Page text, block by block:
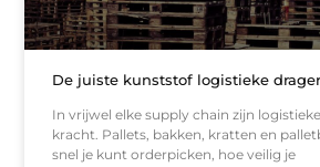
De juiste kunststof logistieke
In vrijwel elke supply chain zijn
kracht. Pallets, bakken, kratten en
snel je kunt orderpicken, hoe veilig je